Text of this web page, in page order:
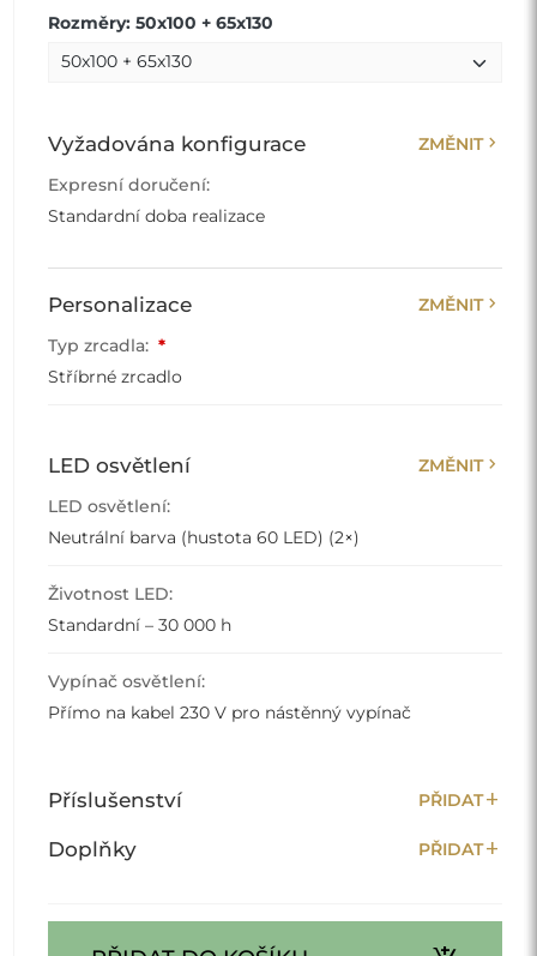
Rozměry: 50x100 + 65x130
Vyžadována konfigurace ZMĚNITchevron_right
Expresní doručení:
Standardní doba realizace
Personalizace ZMĚNITchevron_right
Typ zrcadla: *
Stříbrné zrcadlo
LED osvětlení ZMĚNITchevron_right
LED osvětlení:
Neutrální barva (hustota 60 LED) (2×)
Životnost LED:
Standardní – 30 000 h
Vypínač osvětlení:
Přímo na kabel 230 V pro nástěnný vypínač
Příslušenství PŘIDATadd
Doplňky PŘIDATadd